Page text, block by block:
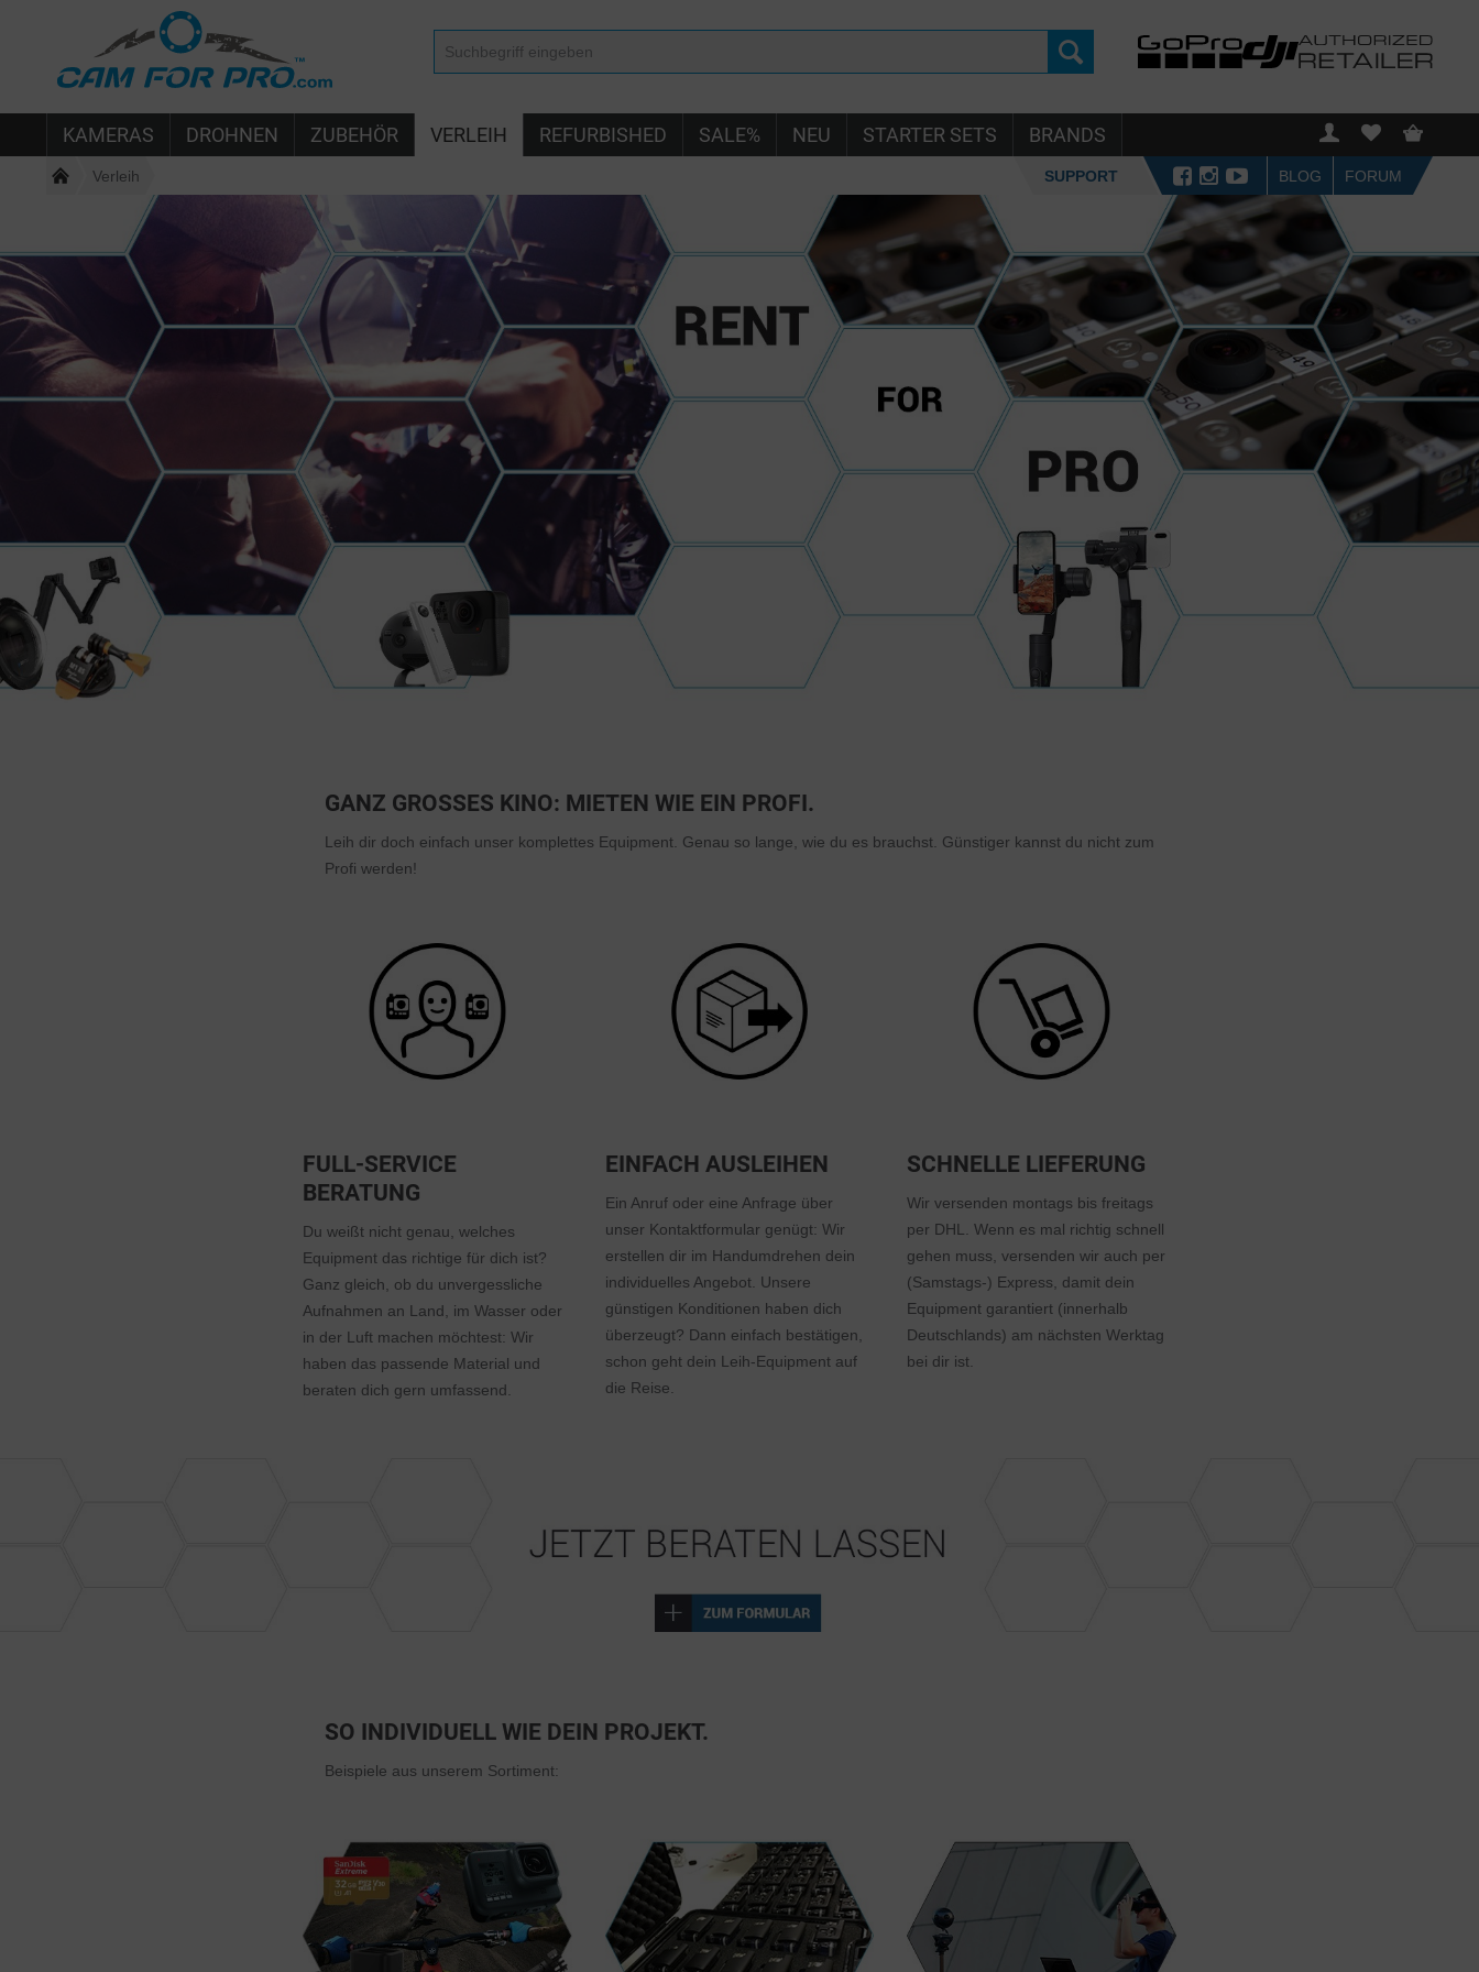
KAMERAS DROHNEN ZUBEHÖR VERLEIH REFURBISHED SALE% NEU STARTER SETS BRANDS
Verleih SUPPORT BLOG FORUM
GANZ GROSSES KINO: MIETEN WIE EIN PROFI.
Leih dir doch einfach unser komplettes Equipment. Genau so lange, wie du es brauchst. Günstiger kannst du nicht zum
Profi werden!
FULL-SERVICE
BERATUNG
Du weißt nicht genau, welches
Equipment das richtige für dich ist?
Ganz gleich, ob du unvergessliche
Aufnahmen an Land, im Wasser oder
in der Luft machen möchtest: Wir
haben das passende Material und
beraten dich gern umfassend.
EINFACH AUSLEIHEN
Ein Anruf oder eine Anfrage über
unser Kontaktformular genügt: Wir
erstellen dir im Handumdrehen dein
individuelles Angebot. Unsere
günstigen Konditionen haben dich
überzeugt? Dann einfach bestätigen,
schon geht dein Leih-Equipment auf
die Reise.
SCHNELLE LIEFERUNG
Wir versenden montags bis freitags
per DHL. Wenn es mal richtig schnell
gehen muss, versenden wir auch per
(Samstags-) Express, damit dein
Equipment garantiert (innerhalb
Deutschlands) am nächsten Werktag
bei dir ist.
SO INDIVIDUELL WIE DEIN PROJEKT.
Beispiele aus unserem Sortiment: